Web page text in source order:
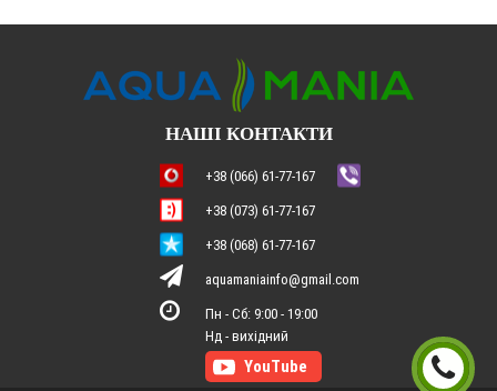
НАШІ КОНТАКТИ
+38 (066) 61-77-167
+38 (073) 61-77-167
+38 (068) 61-77-167
aquamaniainfo@gmail.com
Пн - Сб: 9:00 - 19:00